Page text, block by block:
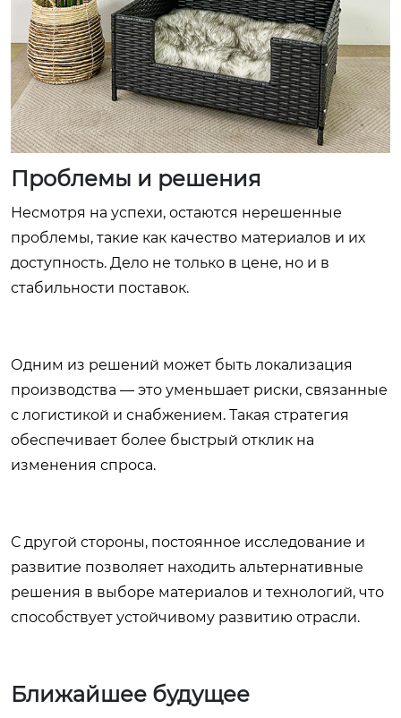
Проблемы и решения
Несмотря на успехи, остаются нерешенные
проблемы, такие как качество материалов и их
доступность. Дело не только в цене, но и в
стабильности поставок.
Одним из решений может быть локализация
производства — это уменьшает риски, связанные
с логистикой и снабжением. Такая стратегия
обеспечивает более быстрый отклик на
изменения спроса.
С другой стороны, постоянное исследование и
развитие позволяет находить альтернативные
решения в выборе материалов и технологий, что
способствует устойчивому развитию отрасли.
Ближайшее будущее